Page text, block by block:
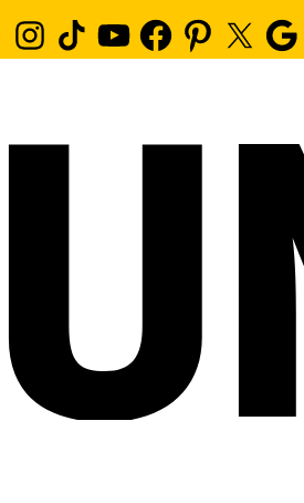
InstagramTikTokYoutubeFacebookPinterestTwitterGoogle
News